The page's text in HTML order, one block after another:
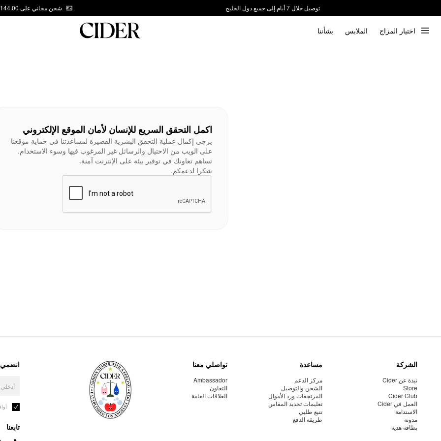
توصيل خلال 7 أيام إلى جميع دول الخليج
شحن مجاني على AED 144.00
اختيار المزاج الملابس بشأننا
اكمل التحقق السريع للإنسان لأمان الموقع الإلكتروني
يرجى إكمال عملية التحقق البشرية القصيرة لمساعدتنا في حماية موقعنا
على الويب من الاحتيال والرسائل غير المرغوب فيها وسوء الاستخدام.
تساهم تعاونك في توفير بيئة على الإنترنت آمنة.
شكرا لدعمكم.
الشركة
نبذة عن Cider
Store
Cider Club
العمل في Cider
الاستدامة
مدونة
بطاقة هدية
مساعدة
مركز الدعم
الشحن والتوصيل
المرتجعات ورد الأموال
تعليمات تحديد المقاس
تتبع طلبي
طريقة الدفع
تواصلي معنا
Ambassador
التعاون
العلاقات العامة
انضمي
تابعنا